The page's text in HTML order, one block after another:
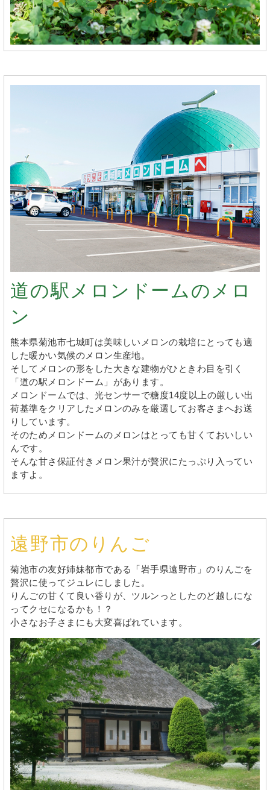
道の駅メロンドームのメロ
ン
熊本県菊池市七城町は美味しいメロンの栽培にとっても適
した暖かい気候のメロン生産地。
そしてメロンの形をした大きな建物がひときわ目を引く
「道の駅メロンドーム」があります。
メロンドームでは、光センサーで糖度14度以上の厳しい出
荷基準をクリアしたメロンのみを厳選してお客さまへお送
りしています。
そのためメロンドームのメロンはとっても甘くておいしい
んです。
そんな甘さ保証付きメロン果汁が贅沢にたっぷり入ってい
ますよ。
遠野市のりんご
菊池市の友好姉妹都市である「岩手県遠野市」のりんごを
贅沢に使ってジュレにしました。
りんごの甘くて良い香りが、ツルンっとしたのど越しにな
ってクセになるかも！？
小さなお子さまにも大変喜ばれています。